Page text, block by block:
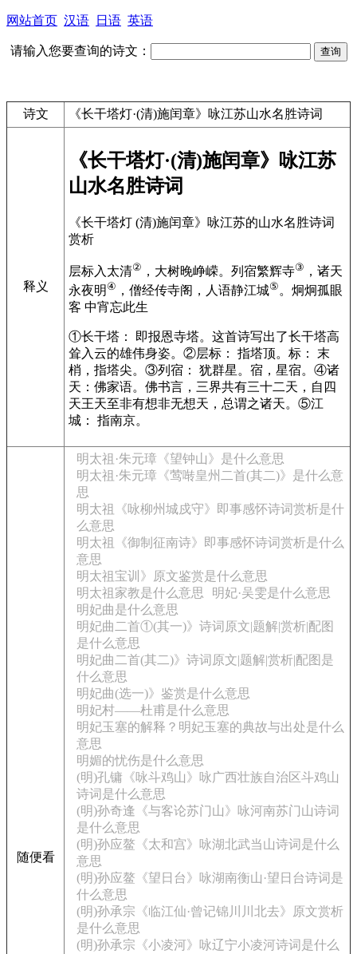
网站首页 汉语 日语 英语
请输入您要查询的诗文：
诗文 《长干塔灯·(清)施闰章》咏江苏山水名胜诗词
释义
《长干塔灯·(清)施闰章》咏江苏
山水名胜诗词
《长干塔灯 (清)施闰章》咏江苏的山水名胜诗词
赏析
层标入太清② ，大树晚峥嵘。列宿繁辉寺③ ，诸天
永夜明 ④ ，僧经传寺阁，人语静江城⑤。炯炯孤眼
客 中宵忘此生
①长干塔： 即报恩寺塔。这首诗写出了长干塔高
耸入云的雄伟身姿。②层标： 指塔顶。标： 末
梢，指塔尖。③列宿： 犹群星。宿，星宿。④诸
天：佛家语。佛书言，三界共有三十二天，自四
天王天至非有想非无想天，总谓之诸天。⑤江
城： 指南京。
随便看
明太祖·朱元璋《望钟山》是什么意思
明太祖·朱元璋《莺啭皇州二首(其二)》是什么意
思
明太祖《咏柳州城戍守》即事感怀诗词赏析是什
么意思
明太祖《御制征南诗》即事感怀诗词赏析是什么
意思
明太祖宝训》原文鉴赏是什么意思
明太祖家教是什么意思
明妃·吴雯是什么意思
明妃曲是什么意思
明妃曲二首①(其一)》诗词原文|题解|赏析|配图
是什么意思
明妃曲二首(其二)》诗词原文|题解|赏析|配图是
什么意思
明妃曲(选一)》鉴赏是什么意思
明妃村——杜甫是什么意思
明妃玉塞的解释？明妃玉塞的典故与出处是什么
意思
明媚的忧伤是什么意思
(明)孔镛《咏斗鸡山》咏广西壮族自治区斗鸡山
诗词是什么意思
(明)孙奇逢《与客论苏门山》咏河南苏门山诗词
是什么意思
(明)孙应鳌《太和宫》咏湖北武当山诗词是什么
意思
(明)孙应鳌《望日台》咏湖南衡山·望日台诗词是
什么意思
(明)孙承宗《临江仙·曾记锦川川北去》原文赏析
是什么意思
(明)孙承宗《小凌河》咏辽宁小凌河诗词是什么